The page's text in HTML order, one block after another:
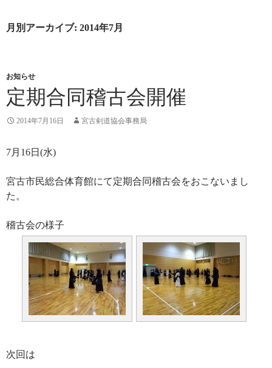
月別アーカイブ: 2014年7月
お知らせ
定期合同稽古会開催
2014年7月16日 宮古剣道協会事務局
7月16日(水)
宮古市民総合体育館にて定期合同稽古会をおこないまし
た。
稽古会の様子
次回は